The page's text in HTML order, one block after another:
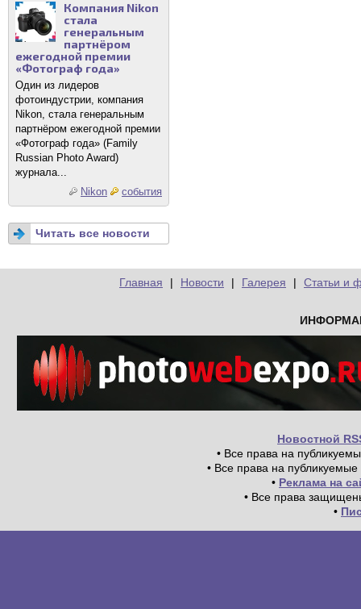
Компания Nikon
стала
генеральным
партнёром
ежегодной премии
«Фотограф года»
Один из лидеров
фотоиндустрии, компания
Nikon, стала генеральным
партнёром ежегодной премии
«Фотограф года» (Family
Russian Photo Award)
журнала...
Nikon
события
Читать все новости
Главная | Новости | Галерея | Статьи и
Новостной
• Все права на
• Все права на
• Реклама на
• Все права
•